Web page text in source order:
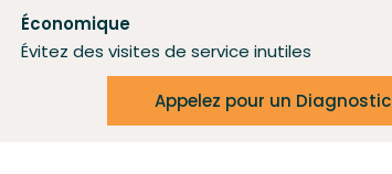
Économique
Évitez des visites de service inutiles
Appelez pour un Diagnostic